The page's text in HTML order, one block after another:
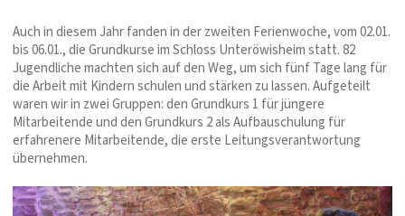
Auch in diesem Jahr fanden in der zweiten Ferienwoche, vom 02.01.
bis 06.01., die Grundkurse im Schloss Unteröwisheim statt. 82
Jugendliche machten sich auf den Weg, um sich fünf Tage lang für
die Arbeit mit Kindern schulen und stärken zu lassen. Aufgeteilt
waren wir in zwei Gruppen: den Grundkurs 1 für jüngere
Mitarbeitende und den Grundkurs 2 als Aufbauschulung für
erfahrenere Mitarbeitende, die erste Leitungsverantwortung
übernehmen.